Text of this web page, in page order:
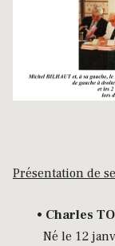
Présentation de
• Charles
Né le 12